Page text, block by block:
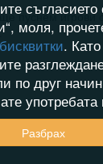
пуснем игрови
моля,
.
по друг
употребата
Разбрах